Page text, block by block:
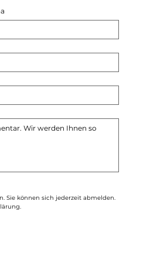
Sie können sich jederzeit abmelden.